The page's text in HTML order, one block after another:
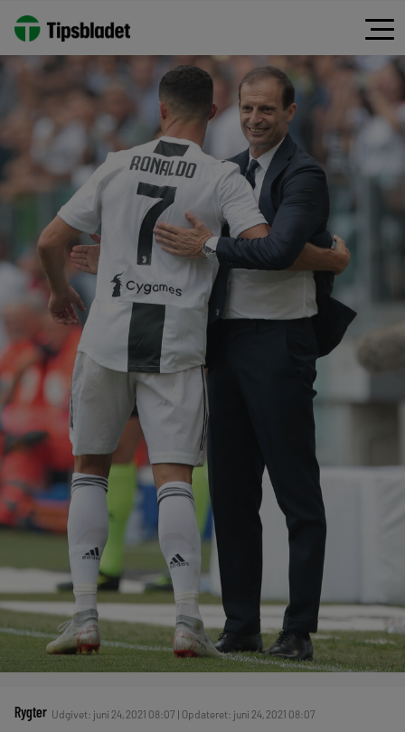
Rygter Udgivet: juni 24, 2021 08:07 | Opdateret: juni 24, 2021 08:07